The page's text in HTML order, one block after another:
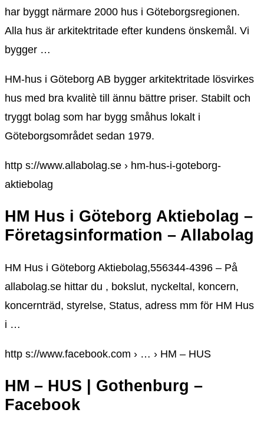
har byggt närmare 2000 hus i Göteborgsregionen.
Alla hus är arkitektritade efter kundens önskemål. Vi
bygger …
HM-hus i Göteborg AB bygger arkitektritade lösvirkes
hus med bra kvalitè till ännu bättre priser. Stabilt och
tryggt bolag som har bygg småhus lokalt i
Göteborgsområdet sedan 1979.
http s://www.allabolag.se › hm-hus-i-goteborg-
aktiebolag
HM Hus i Göteborg Aktiebolag –
Företagsinformation – Allabolag
HM Hus i Göteborg Aktiebolag,556344-4396 – På
allabolag.se hittar du , bokslut, nyckeltal, koncern,
koncernträd, styrelse, Status, adress mm för HM Hus
i …
http s://www.facebook.com › … › HM – HUS
HM – HUS | Gothenburg –
Facebook